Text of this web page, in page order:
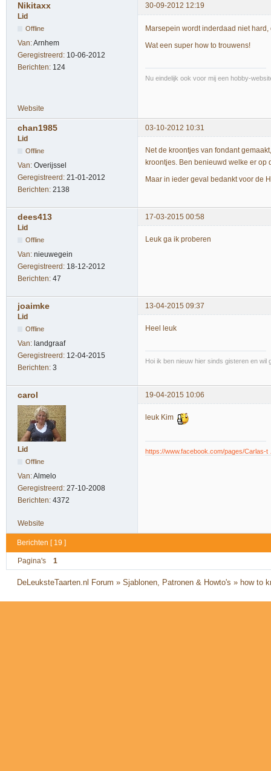
Nikitaxx
30-09-2012 12:19
Lid
Offline
Van:Arnhem
Geregistreerd: 10-06-2012
Berichten: 124
Marsepein wordt inderdaad niet
Wat een super how to trouwens!
Nu eindelijk ook voor mij een hobby-
Website
chan1985
03-10-2012 10:31
Lid
Offline
Van: Overijssel
Geregistreerd: 21-01-2012
Berichten: 2138
Net de kroontjes van fondant
kroontjes. Ben benieuwd welke er
Maar in ieder geval bedankt voor de
dees413
17-03-2015 00:58
Lid
Offline
Van: nieuwegein
Geregistreerd: 18-12-2012
Berichten: 47
Leuk ga ik proberen
joaimke
13-04-2015 09:37
Lid
Offline
Van: landgraaf
Geregistreerd: 12-04-2015
Berichten: 3
Heel leuk
Hoi ik ben nieuw hier sinds gisteren en wil
carol 19-04-2015 10:06
Lid
Offline
Van:Almelo
Geregistreerd: 27-10-2008
Berichten: 4372
leuk Kim
https://www.facebook.com/pages/Carlas-
Website
Berichten [ 19 ]
Pagina's 1
DeLeuksteTaarten.nl Forum »Sjablonen, Patronen & Howto's » how to